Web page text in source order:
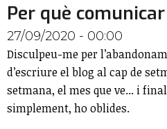
Per què
27/09/2020 - 00:00
Disculpeu-me per
d’escriure el blog al cap de
setmana, el mes que ve... i
simplement, ho oblides.